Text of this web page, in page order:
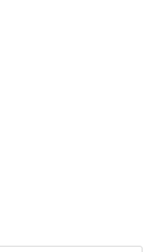
부’ 속 인기 메뉴 92개의